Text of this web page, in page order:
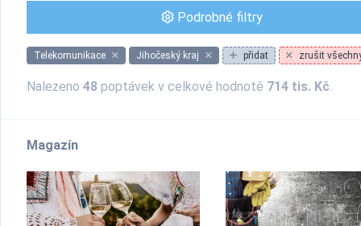
Podrobné filtry
Telekomunikace Jihočeský kraj přidat zrušit
Nalezeno 48 poptávek v celkové hodnotě 714 tis. Kč.
Magazín